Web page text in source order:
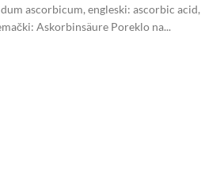
ascorbicum, engleski: ascorbic acid,
Askorbinsäure Poreklo na...